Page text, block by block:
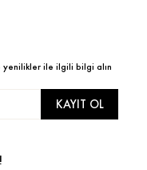
ile ilgili bilgi alın
KAYIT OL